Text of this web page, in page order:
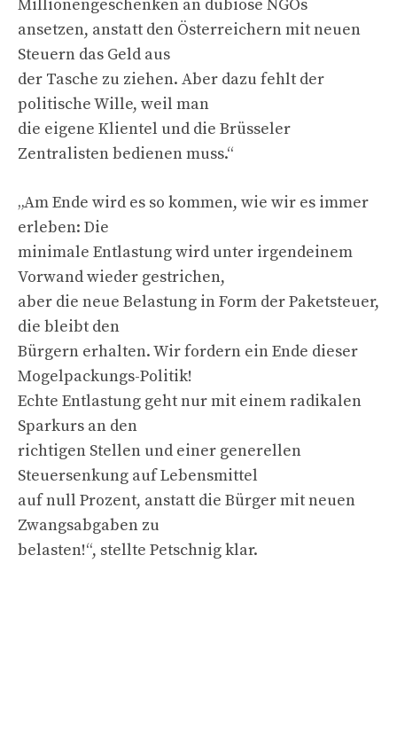
Millionengeschenken an dubiose NGOs
ansetzen, anstatt den Österreichern mit neuen
Steuern das Geld aus
der Tasche zu ziehen. Aber dazu fehlt der
politische Wille, weil man
die eigene Klientel und die Brüsseler
Zentralisten bedienen muss.“
„Am Ende wird es so kommen, wie wir es immer
erleben: Die
minimale Entlastung wird unter irgendeinem
Vorwand wieder gestrichen,
aber die neue Belastung in Form der Paketsteuer,
die bleibt den
Bürgern erhalten. Wir fordern ein Ende dieser
Mogelpackungs-Politik!
Echte Entlastung geht nur mit einem radikalen
Sparkurs an den
richtigen Stellen und einer generellen
Steuersenkung auf Lebensmittel
auf null Prozent, anstatt die Bürger mit neuen
Zwangsabgaben zu
belasten!“, stellte Petschnig klar.